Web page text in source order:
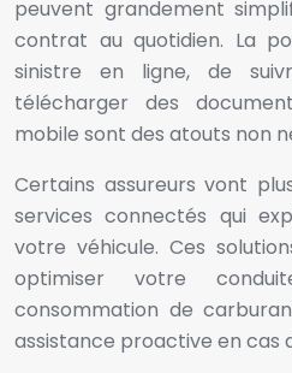
peuvent grandement
contrat au quotidien. La
sinistre en ligne, de
télécharger des
mobile sont des atouts non
Certains assureurs vont
services connectés qui
votre véhicule. Ces
optimiser votre
consommation de
assistance proactive en cas